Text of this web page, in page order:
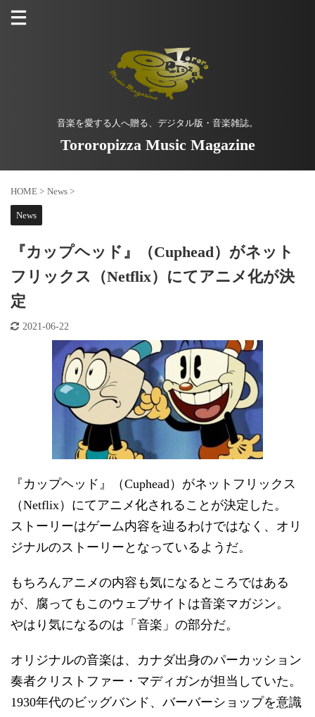
音楽を愛する人へ贈る、デジタル版・音楽雑誌。
Tororopizza Music Magazine
HOME > News >
News
『カップヘッド』（Cuphead）がネット
フリックス（Netflix）にてアニメ化が決
定
2021-06-22
『カップヘッド』（Cuphead）がネットフリックス
（Netflix）にてアニメ化されることが決定した。
ストーリーはゲーム内容を辿るわけではなく、オリ
ジナルのストーリーとなっているようだ。
もちろんアニメの内容も気になるところではある
が、腐ってもこのウェブサイトは音楽マガジン。
やはり気になるのは「音楽」の部分だ。
オリジナルの音楽は、カナダ出身のパーカッション
奏者クリストファー・マディガンが担当していた。
1930年代のビッグバンド、バーバーショップを意識